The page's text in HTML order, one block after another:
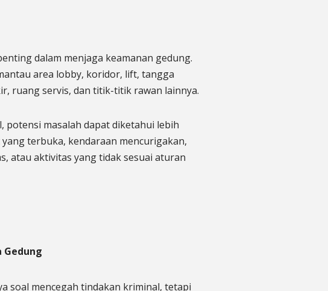
dalam menjaga keamanan gedung.
area lobby, koridor, lift, tangga
ruang servis, dan titik-titik rawan lainnya.
potensi masalah dapat diketahui lebih
terbuka, kendaraan mencurigakan,
atau aktivitas yang tidak sesuai aturan
soal mencegah tindakan kriminal, tetapi